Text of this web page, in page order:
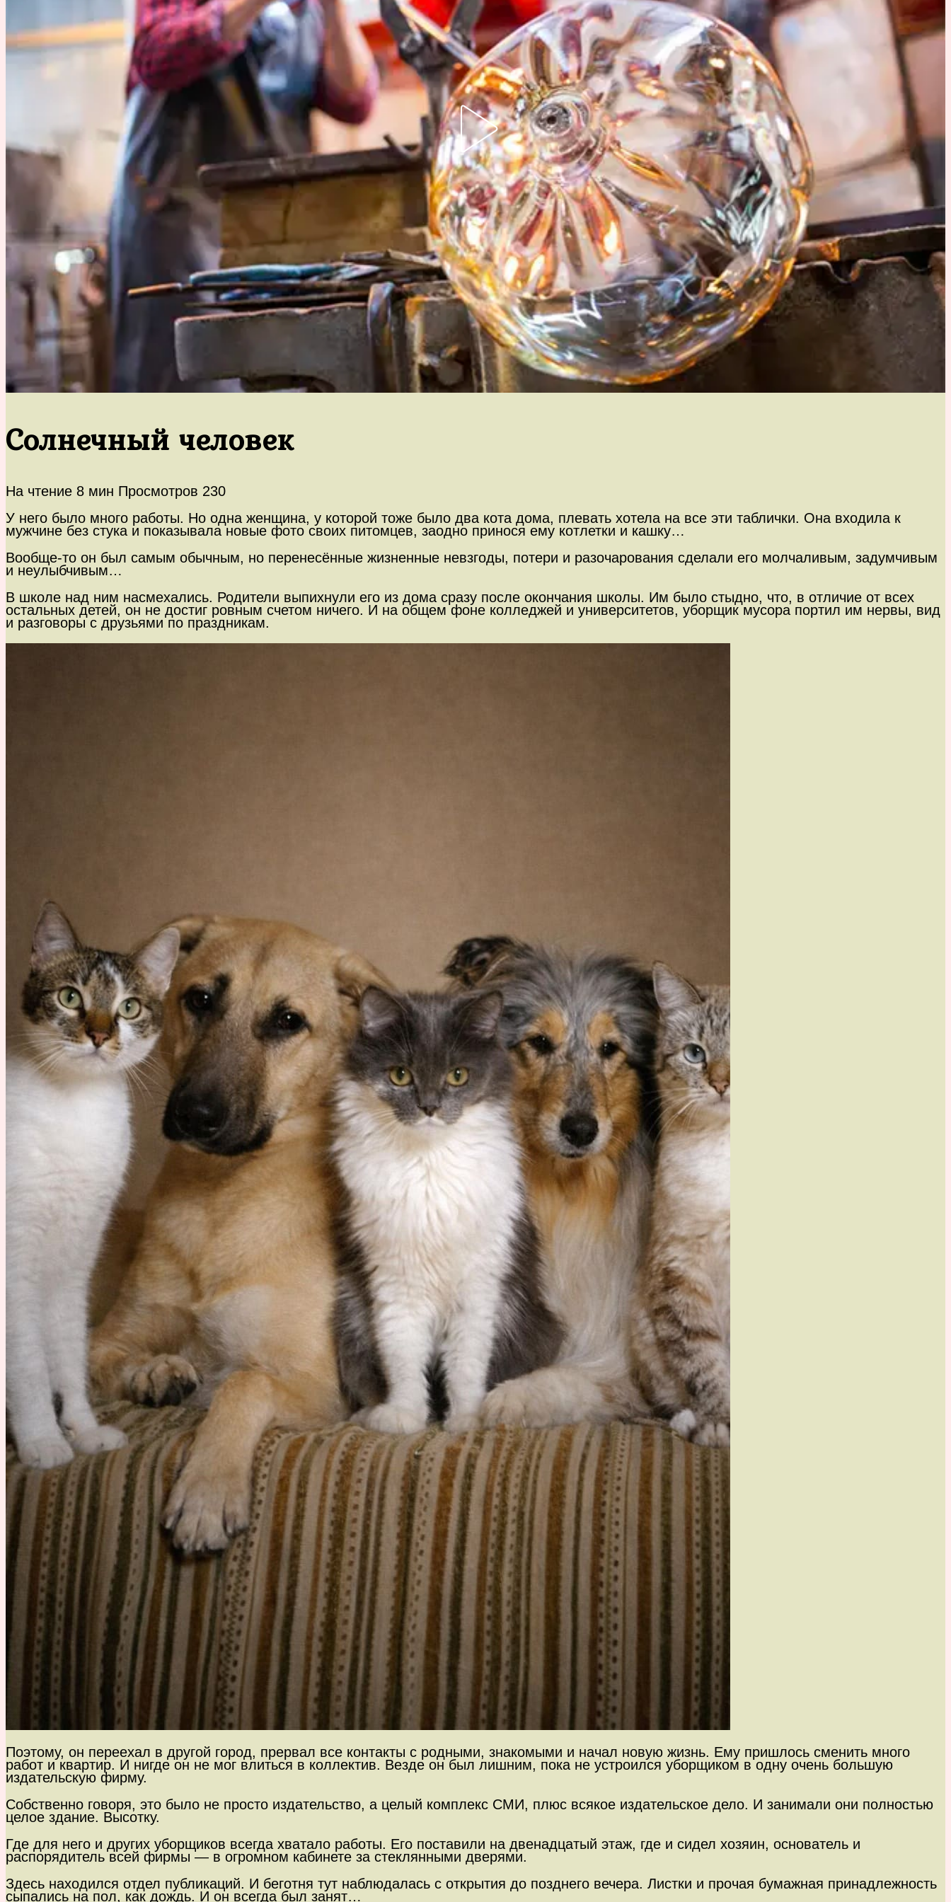
Солнечный человек
На чтение 8 мин Просмотров 230
У него было много работы. Но одна женщина, у которой тоже было два кота дома, плевать хотела на все эти таблички. Она входила к
мужчине без стука и показывала новые фото своих питомцев, заодно принося ему котлетки и кашку…
Вообще-то он был самым обычным, но перенесённые жизненные невзгоды, потери и разочарования сделали его молчаливым, задумчивым
и неулыбчивым…
В школе над ним насмехались. Родители выпихнули его из дома сразу после окончания школы. Им было стыдно, что, в отличие от всех
остальных детей, он не достиг ровным счетом ничего. И на общем фоне колледжей и университетов, уборщик мусора портил им нервы, вид
и разговоры с друзьями по праздникам.
Поэтому, он переехал в другой город, прервал все контакты с родными, знакомыми и начал новую жизнь. Ему пришлось сменить много
работ и квартир. И нигде он не мог влиться в коллектив. Везде он был лишним, пока не устроился уборщиком в одну очень большую
издательскую фирму.
Собственно говоря, это было не просто издательство, а целый комплекс СМИ, плюс всякое издательское дело. И занимали они полностью
целое здание. Высотку.
Где для него и других уборщиков всегда хватало работы. Его поставили на двенадцатый этаж, где и сидел хозяин, основатель и
распорядитель всей фирмы — в огромном кабинете за стеклянными дверями.
Здесь находился отдел публикаций. И беготня тут наблюдалась с открытия до позднего вечера. Листки и прочая бумажная принадлежность
сыпались на пол, как дождь. И он всегда был занят…